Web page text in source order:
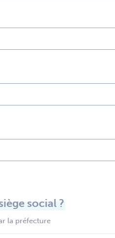
social ?
la préfecture